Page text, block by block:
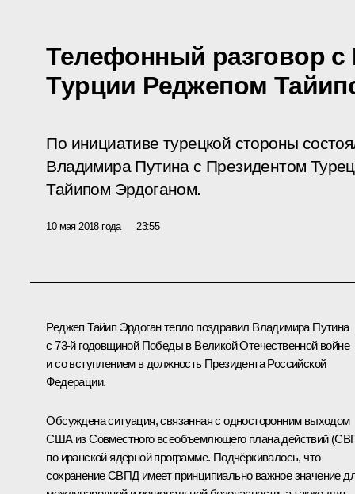
Телефонный разговор с
Турции Реджепом
По инициативе турецкой стороны
Владимира Путина с Президентом
Тайипом Эрдоганом.
10 мая 2018 года 23:55
Реджеп Тайип Эрдогантепло поздравил Владимира Путина
с 73-й годовщиной Победы в Великой Отечественной войне
и со вступлением в должность Президента Российской
Федерации.
Обсуждена ситуация, связанная с односторонним выходом
США из Совместного всеобъемлющего плана действий
по иранской ядерной программе. Подчёркивалось, что
сохранение СВПД имеет принципиально важное значение